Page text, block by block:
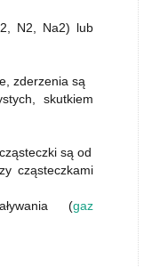
N2, Na2) lub
zderzenia są
skutkiem
są od
cząsteczkami
(gaz